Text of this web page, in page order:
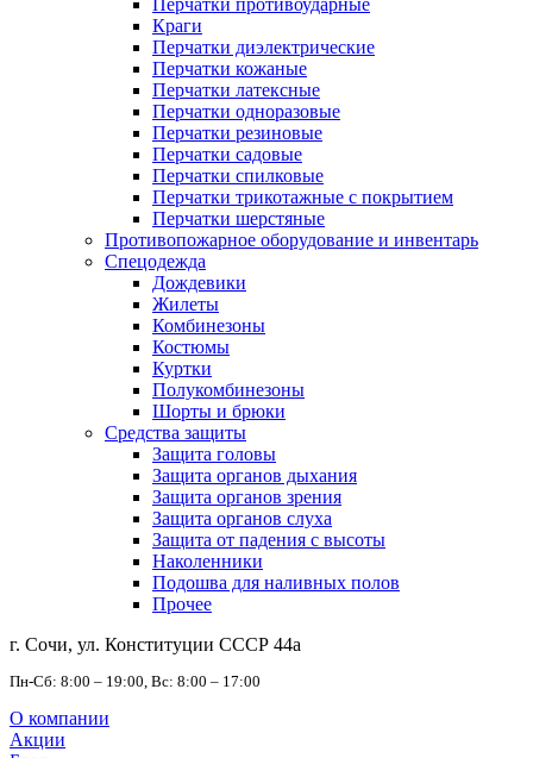
Перчатки противоударные
Краги
Перчатки диэлектрические
Перчатки кожаные
Перчатки латексные
Перчатки одноразовые
Перчатки резиновые
Перчатки садовые
Перчатки спилковые
Перчатки трикотажные с покрытием
Перчатки шерстяные
Противопожарное оборудование и инвентарь
Спецодежда
Дождевики
Жилеты
Комбинезоны
Костюмы
Куртки
Полукомбинезоны
Шорты и брюки
Средства защиты
Защита головы
Защита органов дыхания
Защита органов зрения
Защита органов слуха
Защита от падения с высоты
Наколенники
Подошва для наливных полов
Прочее
г. Сочи, ул. Конституции СССР 44а
Пн-Сб: 8:00 – 19:00, Вс: 8:00 – 17:00
О компании
Акции